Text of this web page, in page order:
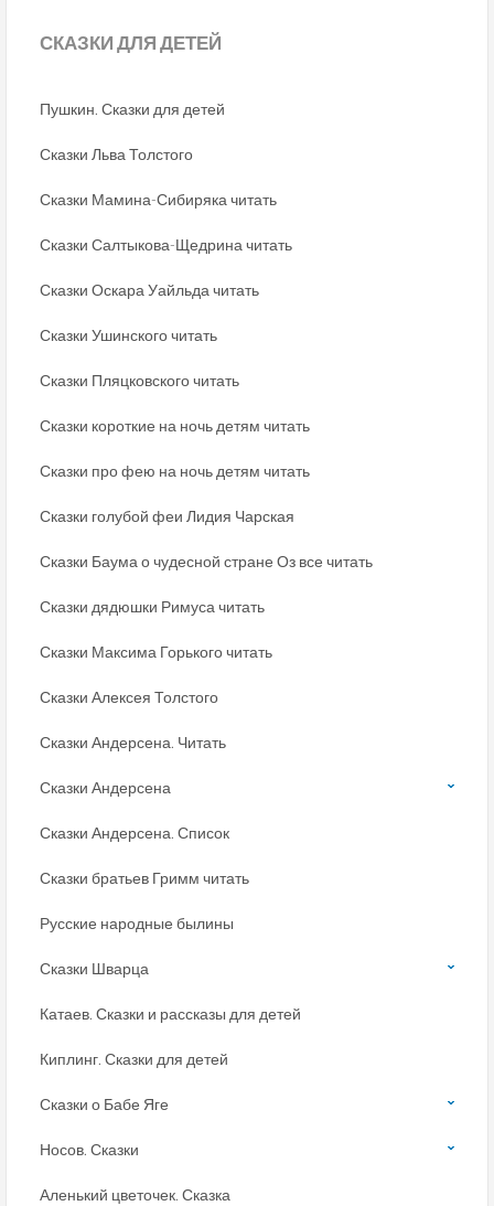
СКАЗКИДЛЯ ДЕТЕЙ
Пушкин. Сказки для детей
Сказки Льва Толстого
Сказки Мамина-Сибиряка читать
Сказки Салтыкова-Щедрина читать
Сказки Оскара Уайльда читать
Сказки Ушинского читать
Сказки Пляцковского читать
Сказки короткие на ночь детям читать
Сказки про фею на ночь детям читать
Сказки голубой феи Лидия Чарская
Сказки Баума о чудесной стране Оз все читать
Сказки дядюшки Римуса читать
Сказки Максима Горького читать
Сказки Алексея Толстого
Сказки Андерсена. Читать
Сказки Андерсена
Сказки Андерсена. Список
Сказки братьев Гримм читать
Русские народные былины
Сказки Шварца
Катаев. Сказки и рассказы для детей
Киплинг. Сказки для детей
Сказки о Бабе Яге
Носов. Сказки
Аленький цветочек. Сказка